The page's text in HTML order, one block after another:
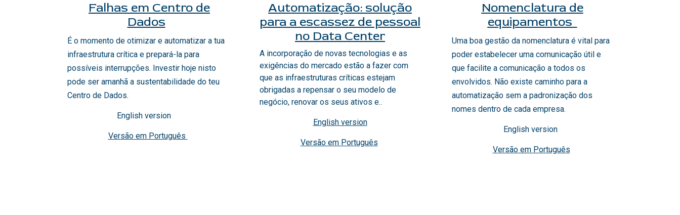
Falhas em Centro de
Dados
É o momento de otimizar e automatizar a tua
infraestrutura crítica e prepará-la para
possíveis interrupções. Investir hoje nisto
pode ser amanhã a sustentabilidade do teu
Centro de Dados.
English version
Versão em Português
Automatização: solução
para a escassez de pessoal
no Data Center
A incorporação de novas tecnologias e as
exigências do mercado estão a fazer com
que as infraestruturas críticas estejam
obrigadas a repensar o seu modelo de
negócio, renovar os seus ativos e..
English version
Versão em Português
Nomenclatura de
equipamentos
Uma boa gestão da nomenclatura é vital para
poder estabelecer uma comunicação útil e
que facilite a comunicação a todos os
envolvidos. Não existe caminho para a
automatização sem a padronização dos
nomes dentro de cada empresa.
English version
Versão em Português